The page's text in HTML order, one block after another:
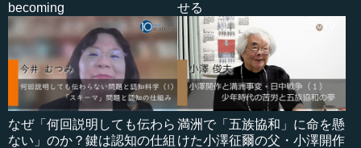
becoming
せる
なぜ「何回説明しても伝わら
ない」のか？鍵は認知の仕組
満洲で「五族協和」に命を懸
けた小澤征爾の父・小澤開作